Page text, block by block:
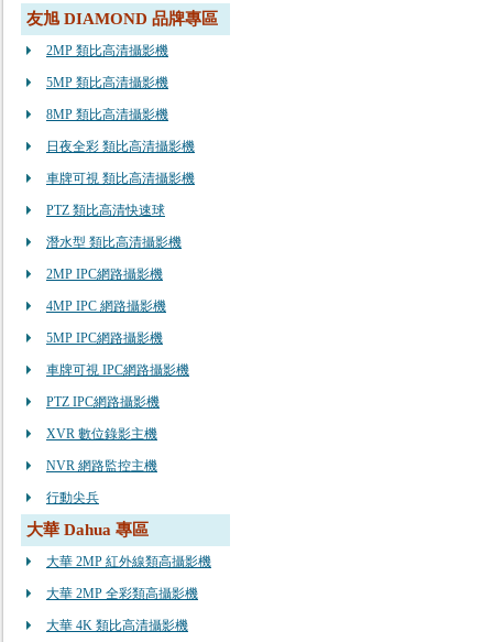
友旭 DIAMOND 品牌專區
2MP 類比高清攝影機
5MP 類比高清攝影機
8MP 類比高清攝影機
日夜全彩 類比高清攝影機
車牌可視 類比高清攝影機
PTZ 類比高清快速球
潛水型 類比高清攝影機
2MP IPC網路攝影機
4MP IPC 網路攝影機
5MP IPC網路攝影機
車牌可視 IPC網路攝影機
PTZ IPC網路攝影機
XVR 數位錄影主機
NVR 網路監控主機
行動尖兵
大華 Dahua 專區
大華 2MP 紅外線類高攝影機
大華 2MP 全彩類高攝影機
大華 4K 類比高清攝影機